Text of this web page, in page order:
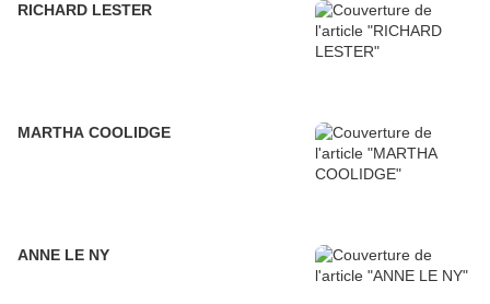
RICHARD LESTER
MARTHA COOLIDGE
ANNE LE NY